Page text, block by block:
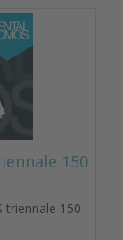
150
triennale 150